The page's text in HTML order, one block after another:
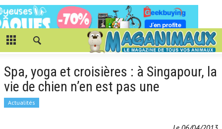
Spa, yoga et croisières : à Singapour, la
vie de chien n’en est pas une
Actualités